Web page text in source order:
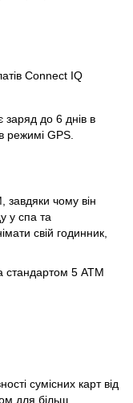
до 6 днів в
режимі GPS.
завдяки чому він
у спа та
свій годинник,
сумісних карт від
для більш